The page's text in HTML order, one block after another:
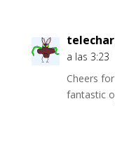
a las 3:23
Cheers
fantastic